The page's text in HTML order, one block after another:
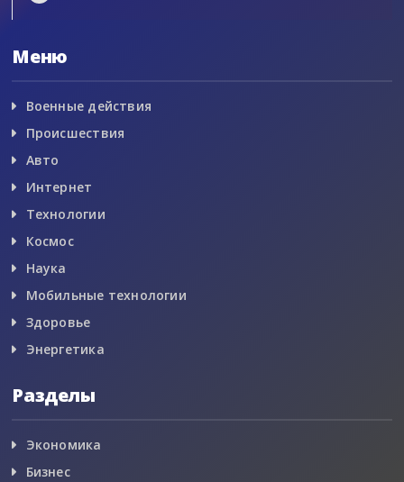
Меню
Военные действия
Происшествия
Авто
Интернет
Технологии
Космос
Наука
Мобильные технологии
Здоровье
Энергетика
Разделы
Экономика
Бизнес